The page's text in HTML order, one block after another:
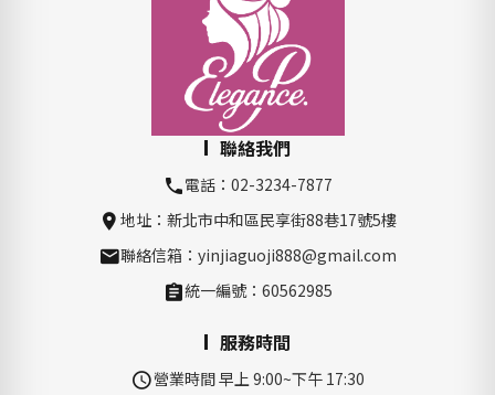
聯絡我們
電話：02-3234-7877
地址：新北市中和區民享街88巷17號5樓
聯絡信箱：yinjiaguoji888@gmail.com
統一編號：60562985
服務時間
營業時間 早上 9:00~下午 17:30